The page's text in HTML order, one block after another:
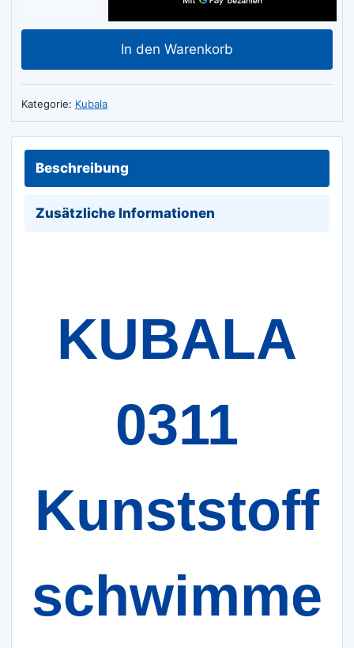
Schwammbelag
Menge
In den Warenkorb
Kategorie: Kubala
Beschreibung
Zusätzliche Informationen
KUBALA
0311
Kunststoff
schwimme